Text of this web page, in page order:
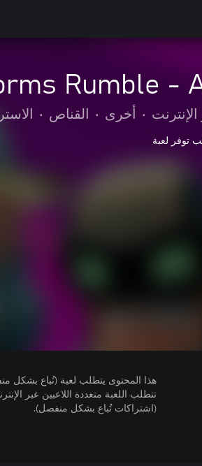
Rumble -
• أخرى • القناص •
توفر لعبة
هذا المحتوى يتطلب لعبة (تُباع بشكل
(اشتراكات تُباع بشكل منفصل).